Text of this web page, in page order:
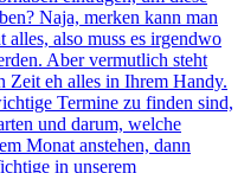
Naja, merken kann man
alles, also muss es irgendwo
Aber vermutlich steht
Zeit eh alles in Ihrem Handy.
Termine zu finden sind,
und darum, welche
Monat anstehen, dann
in unserem